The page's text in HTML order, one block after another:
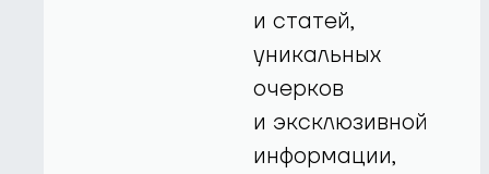
и статей,
уникальных
очерков
и эксклюзивной
информации,